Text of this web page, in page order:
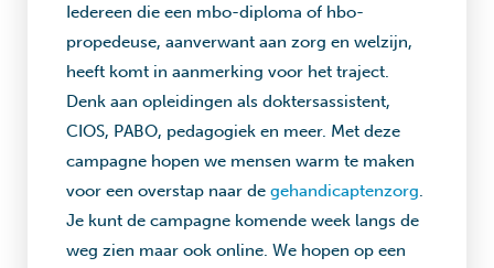
Iedereen die een mbo-diploma of hbo-
propedeuse, aanverwant aan zorg en welzijn,
heeft komt in aanmerking voor het traject.
Denk aan opleidingen als doktersassistent,
CIOS, PABO, pedagogiek en meer. Met deze
campagne hopen we mensen warm te maken
voor een overstap naar de gehandicaptenzorg.
Je kunt de campagne komende week langs de
weg zien maar ook online. We hopen op een